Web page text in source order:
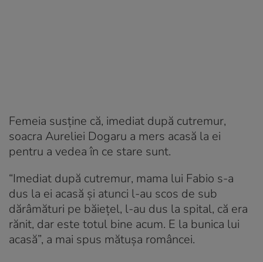
Femeia susţine că, imediat după cutremur,
soacra Aureliei Dogaru a mers acasă la ei
pentru a vedea în ce stare sunt.
“Imediat după cutremur, mama lui Fabio s-a
dus la ei acasă şi atunci l-au scos de sub
dărâmături pe băieţel, l-au dus la spital, că era
rănit, dar este totul bine acum. E la bunica lui
acasă”, a mai spus mătuşa româncei.